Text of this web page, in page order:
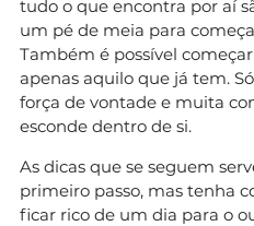
tudo o que encontra por aí
um pé de meia para
Também é possível
apenas aquilo que já tem.
força de vontade e muita
esconde dentro de si.
As dicas que se seguem
primeiro passo, mas tenha
ficar rico de um dia para o